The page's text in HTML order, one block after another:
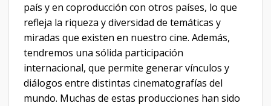
país y en coproducción con otros países, lo que
refleja la riqueza y diversidad de temáticas y
miradas que existen en nuestro cine. Además,
tendremos una sólida participación
internacional, que permite generar vínculos y
diálogos entre distintas cinematografías del
mundo. Muchas de estas producciones han sido